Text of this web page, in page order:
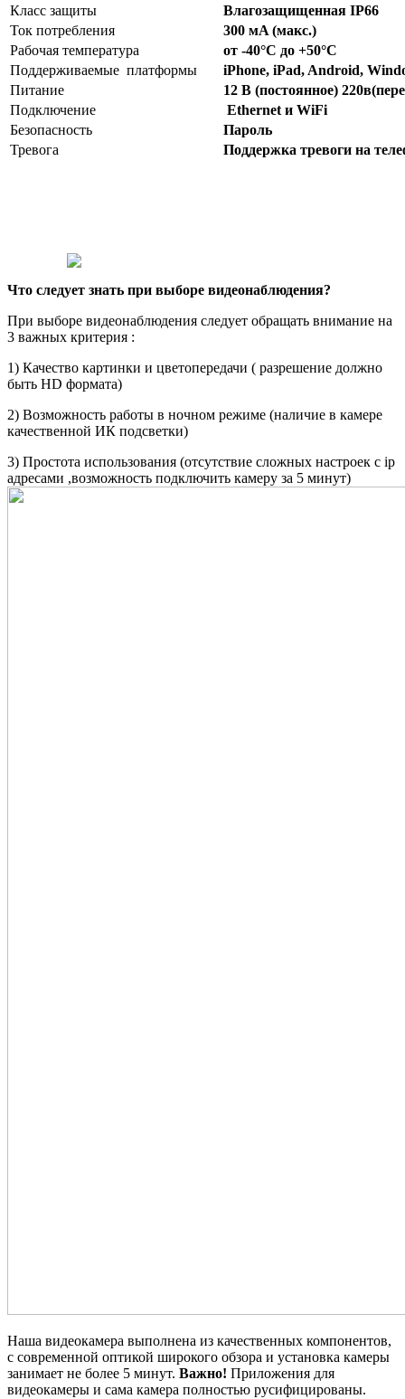
Класс защиты
Влагозащищенная IP66
Ток потребления
300 мA (макс.)
Рабочая температура
от -40°С до +50°С
Поддерживаемые платформы
iPhone, iPad, Android,
Питание
12 В (постоянное)
Подключение
Ethernet и WiFi
Безопасность
Пароль
Тревога
Поддержка тревоги на
Что следует знать при выборе видеонаблюдения?
При выборе видеонаблюдения следует обращать внимание на
3 важных критерия :
1) Качество картинки и цветопередачи ( разрешение должно
быть HD формата)
2) Возможность работы в ночном режиме (наличие в камере
качественной ИК подсветки)
3) Простота использования (отсутствие сложных настроек с ip
адресами ,возможность подключить камеру за 5 минут)
Наша видеокамера выполнена из качественных компонентов,
с современной оптикой широкого обзора и установка камеры
занимает не более 5 минут. Важно! Приложения для
видеокамеры и сама камера полностью русифицированы.